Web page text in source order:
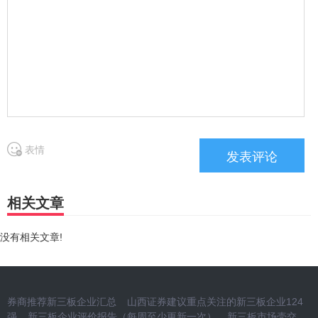
表情
相关文章
没有相关文章!
券商推荐新三板企业汇总
山西证券建议重点关注的新三板企业124